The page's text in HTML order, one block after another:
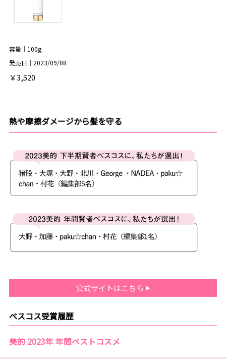
容量｜100g
発売日｜2023/09/08
￥3,520
熱や摩擦ダメージから髪を守る
公式サイトはこちら
ベスコス受賞履歴
美的 2023年 年間ベストコスメ